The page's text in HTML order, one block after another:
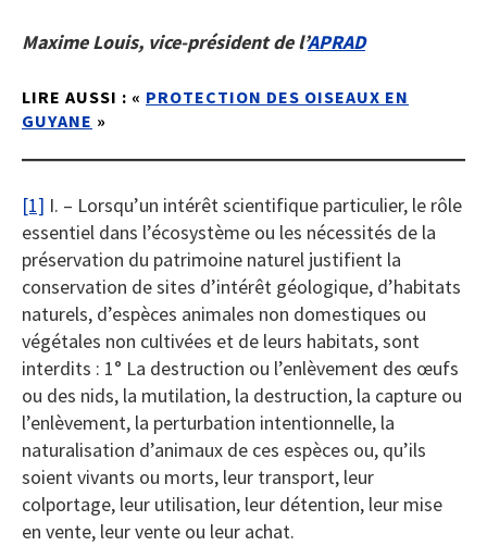
Maxime Louis, vice-président de l’APRAD
LIRE AUSSI : « PROTECTION DES OISEAUX EN
GUYANE »
[1] I. – Lorsqu’un intérêt scientifique particulier, le rôle
essentiel dans l’écosystème ou les nécessités de la
préservation du patrimoine naturel justifient la
conservation de sites d’intérêt géologique, d’habitats
naturels, d’espèces animales non domestiques ou
végétales non cultivées et de leurs habitats, sont
interdits : 1° La destruction ou l’enlèvement des œufs
ou des nids, la mutilation, la destruction, la capture ou
l’enlèvement, la perturbation intentionnelle, la
naturalisation d’animaux de ces espèces ou, qu’ils
soient vivants ou morts, leur transport, leur
colportage, leur utilisation, leur détention, leur mise
en vente, leur vente ou leur achat.